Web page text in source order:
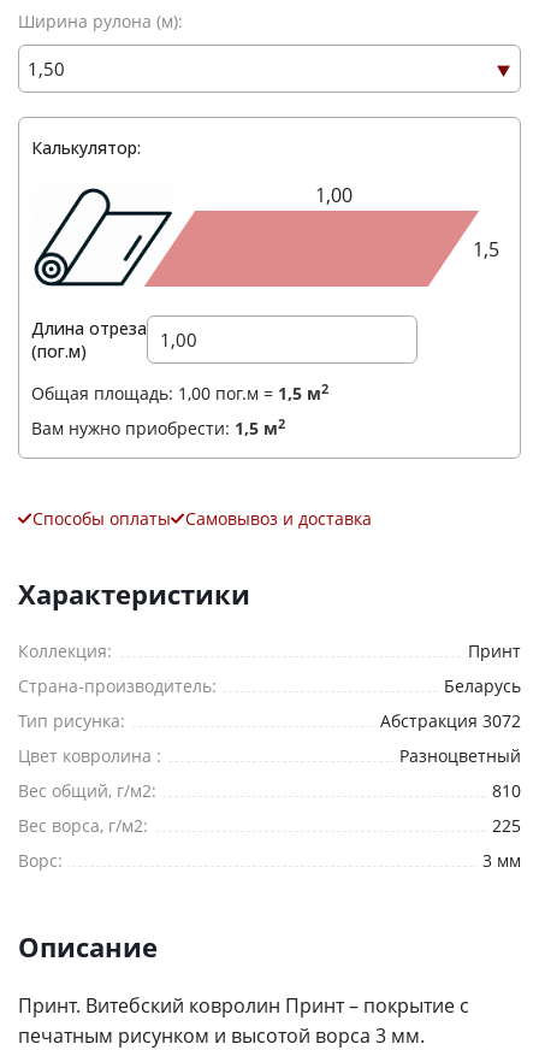
Ширина рулона (м):
Калькулятор:
1,00
1,5
Длина отреза
(пог.м)
Общая площадь: 1,00 пог.м = 1,5 м2
Вам нужно приобрести: 1,5 м2
Способы оплаты Самовывоз и доставка
Характеристики
Коллекция:
Принт
Страна-производитель:
Беларусь
Тип рисунка:
Абстракция 3072
Цвет ковролина :
Разноцветный
Вес общий, г/м2:
810
Вес ворса, г/м2:
225
Ворс:
3 мм
Описание
Принт. Витебский ковролин Принт – покрытие с
печатным рисунком и высотой ворса 3 мм.
Телефон *
*— Обязательные поля
Отправить